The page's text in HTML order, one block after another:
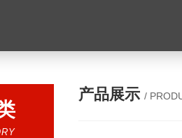
产品展示 /